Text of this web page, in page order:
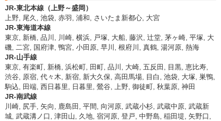
JR-東北本線（上野～盛岡）
上野, 尾久, 池袋, 赤羽, 浦和, さいたま新都心, 大宮
JR-東海道本線
東京, 新橋, 品川, 川崎, 横浜, 戸塚, 大船, 藤沢, 辻堂, 茅ヶ崎, 平塚, 大
磯, 二宮, 国府津, 鴨宮, 小田原, 早川, 根府川, 真鶴, 湯河原, 熱海
JR-山手線
東京, 有楽町, 新橋, 浜松町, 田町, 品川, 大崎, 五反田, 目黒, 恵比寿,
渋谷, 原宿, 代々木, 新宿, 新大久保, 高田馬場, 目白, 池袋, 大塚, 巣鴨,
駒込, 田端, 西日暮里, 日暮里, 鶯谷, 上野, 御徒町, 秋葉原, 神田
JR-南武線
川崎, 尻手, 矢向, 鹿島田, 平間, 向河原, 武蔵小杉, 武蔵中原, 武蔵新
城, 武蔵溝ノ口, 津田山, 久地, 宿河原, 登戸, 中野島, 稲田堤, 矢野口,